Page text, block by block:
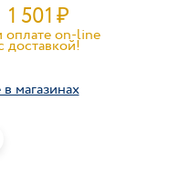
1 501₽
оплате on-line
доставкой!
магазинах